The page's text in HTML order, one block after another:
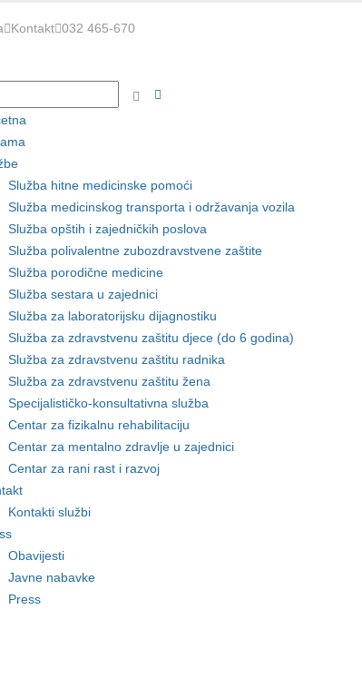
Kontakt 032 465-670
Služba hitne medicinske pomoći
Služba medicinskog transporta i održavanja vozila
Služba opštih i zajedničkih poslova
Služba polivalentne zubozdravstvene zaštite
Služba porodične medicine
Služba sestara u zajednici
Služba za laboratorijsku dijagnostiku
Služba za zdravstvenu zaštitu djece (do 6 godina)
Služba za zdravstvenu zaštitu radnika
Služba za zdravstvenu zaštitu žena
Specijalističko-konsultativna služba
Centar za fizikalnu rehabilitaciju
Centar za mentalno zdravlje u zajednici
Centar za rani rast i razvoj
Kontakti službi
Obavijesti
Javne nabavke
Press